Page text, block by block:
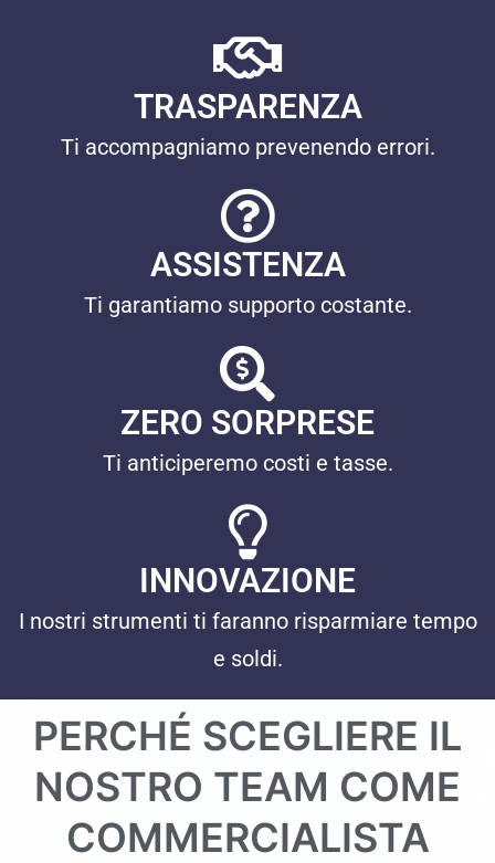
TRASPARENZA
Ti accompagniamo prevenendo errori.
ASSISTENZA
Ti garantiamo supporto costante.
ZERO SORPRESE
Ti anticiperemo costi e tasse.
INNOVAZIONE
I nostri strumenti ti faranno risparmiare tempo
e soldi.
PERCHÉ SCEGLIERE IL
NOSTRO TEAM COME
COMMERCIALISTA